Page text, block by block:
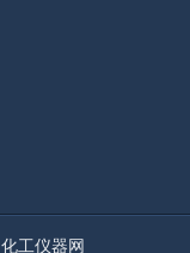
化工仪器网